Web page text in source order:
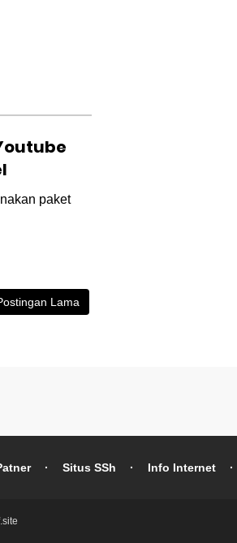
paket
Lama
Situs SSh Info Internet